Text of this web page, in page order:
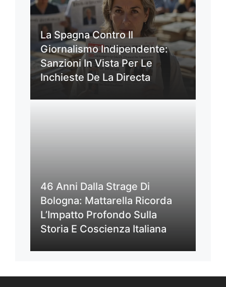
La Spagna Contro Il
Giornalismo Indipendente:
Sanzioni In Vista Per Le
Inchieste De La Directa
46 Anni Dalla Strage Di
Bologna: Mattarella Ricorda
L’Impatto Profondo Sulla
Storia E Coscienza Italiana